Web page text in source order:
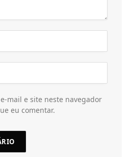
mail e site neste navegador
eu comentar.